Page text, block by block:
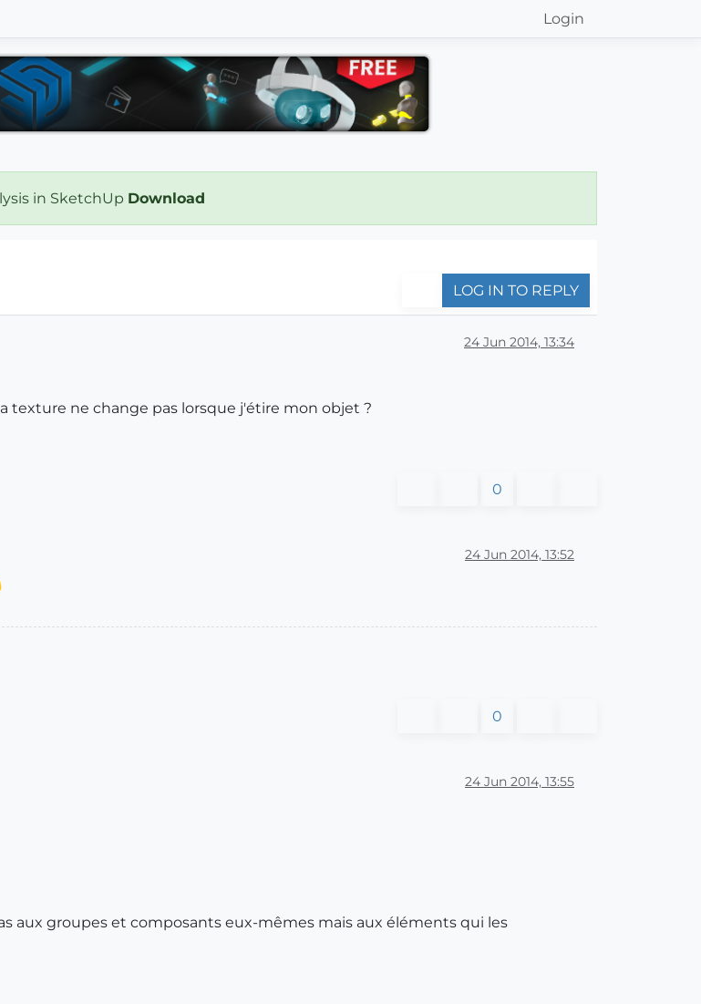
Login
in SketchUp Download
LOG IN TO REPLY
24 Jun 2014, 13:34
texture ne change pas lorsque j'étire mon objet ?
0
24 Jun 2014, 13:52
0
24 Jun 2014, 13:55
aux groupes et composants eux-mêmes mais aux éléments qui les